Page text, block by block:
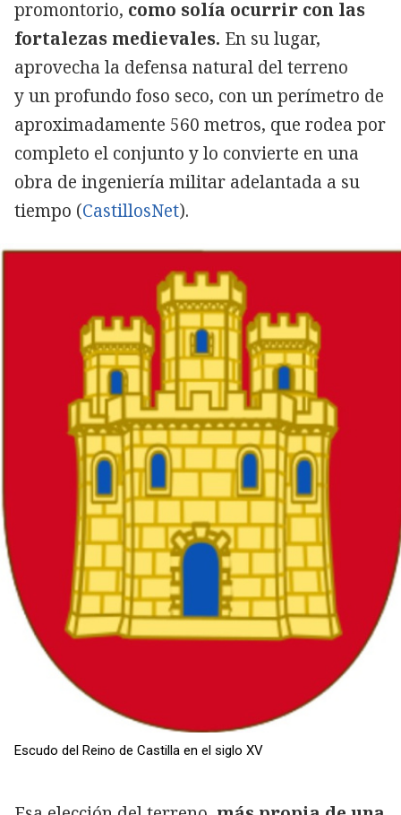
promontorio, como solía ocurrir con las
fortalezas medievales. En su lugar,
aprovecha la defensa natural del terreno
yun profundo foso seco, con un perímetro de
aproximadamente 560 metros, que rodea por
completo el conjunto y lo convierte en una
obra de ingeniería militar adelantada a su
tiempo (CastillosNet).
Escudo del Reino de Castilla en el siglo XV